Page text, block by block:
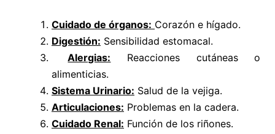
Cuidado de órganos: Corazón e hígado.
Digestión: Sensibilidad estomacal.
Alergias: Reacciones cutáneas o
alimenticias.
Sistema Urinario: Salud de la vejiga.
Articulaciones: Problemas en la cadera.
Cuidado Renal: Función de los riñones.